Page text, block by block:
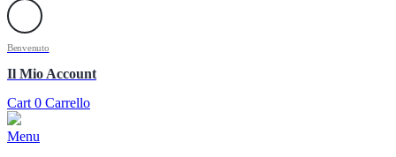
Benvenuto
Il Mio Account
Cart 0 Carrello
Menu